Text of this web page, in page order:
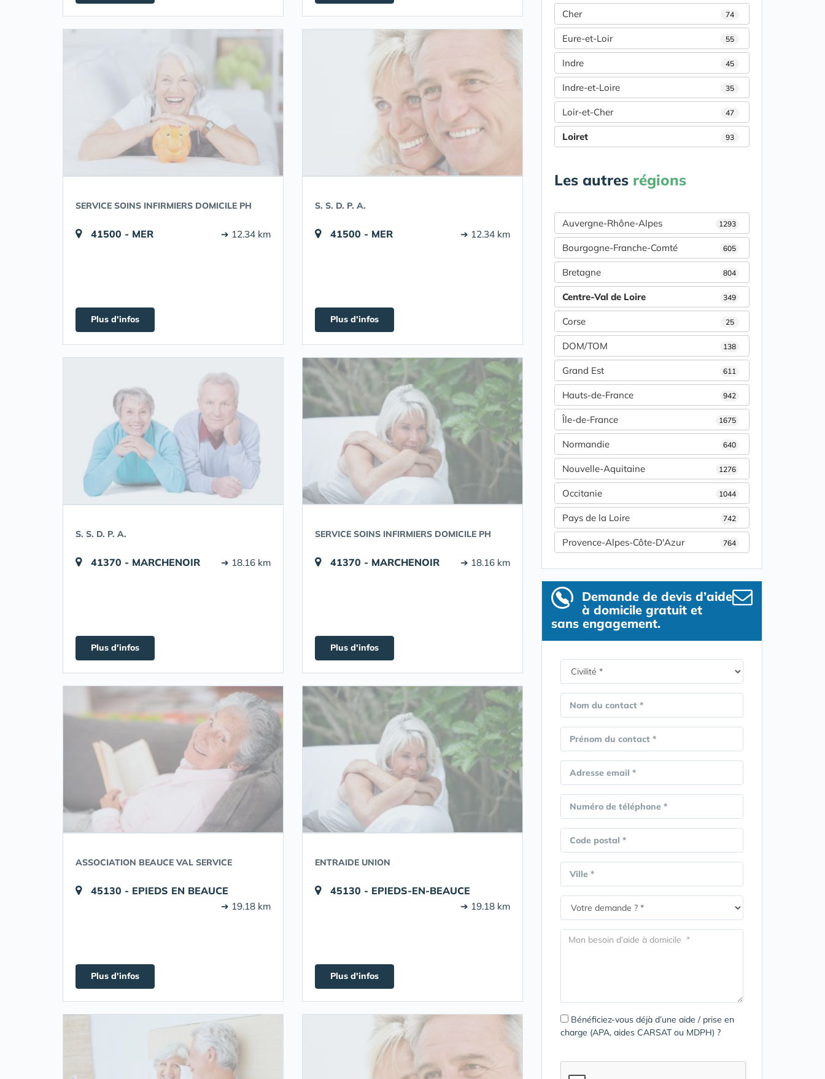
SERVICE SOINS INFIRMIERS DOMICILE PH
41500 - MER ➔ 12.34 km
Plus d'infos
S. S. D. P. A.
41500 - MER ➔ 12.34 km
Plus d'infos
S. S. D. P. A.
41370 - MARCHENOIR ➔ 18.16 km
Plus d'infos
SERVICE SOINS INFIRMIERS DOMICILE PH
41370 - MARCHENOIR ➔ 18.16 km
Plus d'infos
ASSOCIATION BEAUCE VAL SERVICE
45130 - EPIEDS EN BEAUCE
➔ 19.18 km
Plus d'infos
ENTRAIDE UNION
45130 - EPIEDS-EN-BEAUCE
➔ 19.18 km
Plus d'infos
Cher 74
Eure-et-Loir 55
Indre 45
Indre-et-Loire 35
Loir-et-Cher 47
Loiret 93
Les autres régions
Auvergne-Rhône-Alpes 1293
Bourgogne-Franche-Comté 605
Bretagne 804
Centre-Val de Loire 349
Corse 25
DOM/TOM 138
Grand Est 611
Hauts-de-France 942
Île-de-France 1675
Normandie 640
Nouvelle-Aquitaine 1276
Occitanie 1044
Pays de la Loire 742
Provence-Alpes-Côte-D'Azur 764
Demande de devis d’aide
à domicile gratuit et
sans engagement.
Nom du contact *
Prénom du contact *
Adresse email *
Numéro de téléphone *
Code postal *
Ville *
Bénéficiez-vous déjà d’une aide / prise en
charge (APA, aides CARSAT ou MDPH) ?